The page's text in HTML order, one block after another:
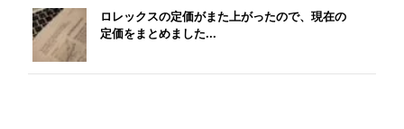
ロレックスの定価がまた上がったので、現在の
定価をまとめました...